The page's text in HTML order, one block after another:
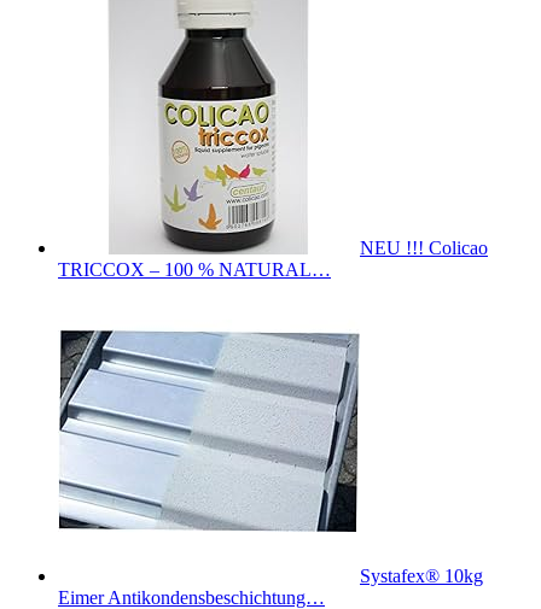
NEU !!! Colicao
TRICCOX – 100 % NATURAL…
Systafex® 10kg
Eimer Antikondensbeschichtung…